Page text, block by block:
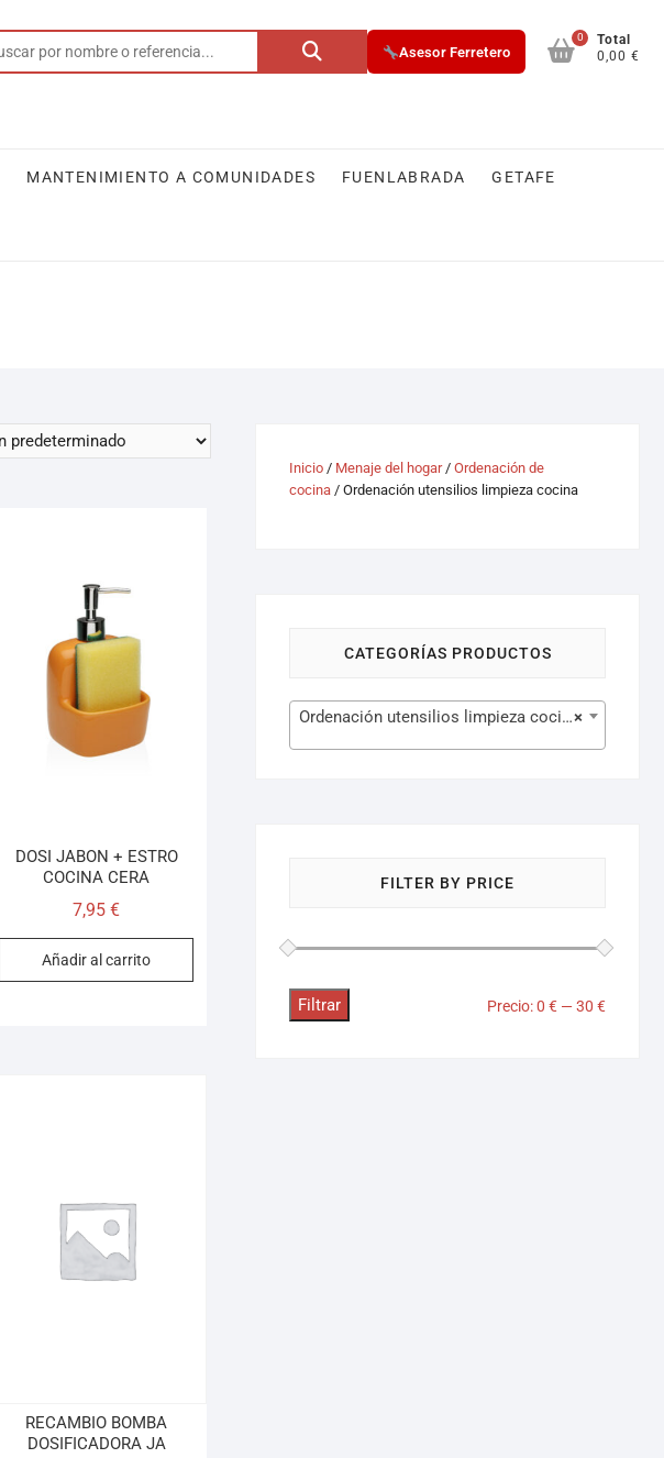
Asesor Ferretero
0
Total
0,00 €
MANTENIMIENTO A COMUNIDADES FUENLABRADA GETAFE
DOSI JABON + ESTRO
COCINA CERA
7,95€
Añadir al carrito
RECAMBIO BOMBA
DOSIFICADORA JA
Inicio / Menaje del hogar/ Ordenación de
cocina / Ordenación utensilios limpieza cocina
CATEGORÍAS PRODUCTOS
×
Ordenación utensilios limpieza cocina (9)
FILTER BY PRICE
Filtrar Precio:0 € —30 €